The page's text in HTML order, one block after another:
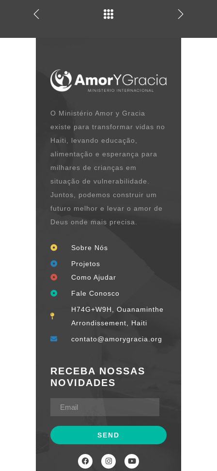
O Ministério Amor y Gracia
existe para transformar vidas no
Haiti, levando educação,
alimentação e esperança para
milhares de crianças em
situação de vulnerabilidade.
Juntos, podemos construir um
futuro melhor e levar o amor de
Deus onde mais precisa.
Sobre Nós
Projetos
Como Ajudar
Fale Conosco
H74G+W9H, Ouanaminthe
Arrondissement, Haiti
contato@amorygracia.org
RECEBA NOSSAS
NOVIDADES